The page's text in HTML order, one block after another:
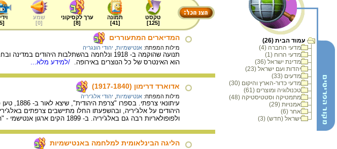
עמוד הבית (26)
מדעי החברה (4)
מדעי הרוח (1)
מדינת ישראל (36)
יהדות ועם ישראל (23)
מדעים (33)
מדעי כדור-הארץ והיקום (30)
טכנולוגיה ומוצרים (61)
מתמטיקה וסטטיסטיקה (48)
אמנויות (29)
אחר (6)
ישראל (חדש) (3)
טקסט
[
125
]
תמונה
[
41
]
ערך לקסיקוני
[
8
]
שמע
[
0
]
[
המדיארים המתעוררים
מילות המפתח: אנטישמיות יהודי הונגריה
תנועה שהוקמה ב- 1918 ונלחמה בהשתלבות
הוא האינטרס של כל הנוצרים באירופה. /למידע מלא...
אדוארד דרימון (1917-1840)
מילות המפתח: אנטישמיות יהודי אלג'יריה
ולפופולאריות רבה גם באלג'יריה. ב- 1899 הקים ארגון אנטישמי - "הליגה האנטישמית הלאומית".
הליגה הבינלאומית למלחמה באנטישמיות